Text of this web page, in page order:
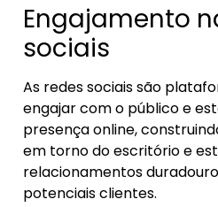
Engajamento
sociais
As redes sociais são
engajar com o público e
presença online,
em torno do escritório e
relacionamentos
potenciais clientes.